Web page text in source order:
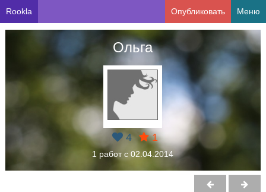
Rookla Опубликовать Меню
Ольга
4 1
1 работ с 02.04.2014